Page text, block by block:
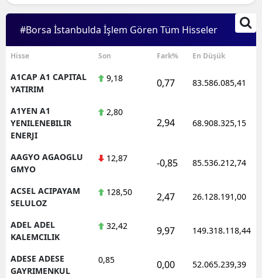
#Borsa İstanbulda İşlem Gören Tüm Hisseler
Hisse Son Fark% En Düşük
A1CAP A1 CAPITAL
YATIRIM
9,18 0,77 83.586.085,41
A1YEN A1
YENILENEBILIR
ENERJI
2,80
2,94 68.908.325,15
AAGYO AGAOGLU
GMYO
12,87 -0,85 85.536.212,74
ACSEL ACIPAYAM
SELULOZ
128,50 2,47 26.128.191,00
ADEL ADEL
KALEMCILIK
32,42 9,97 149.318.118,44
ADESE ADESE
GAYRIMENKUL
0,85 0,00 52.065.239,39